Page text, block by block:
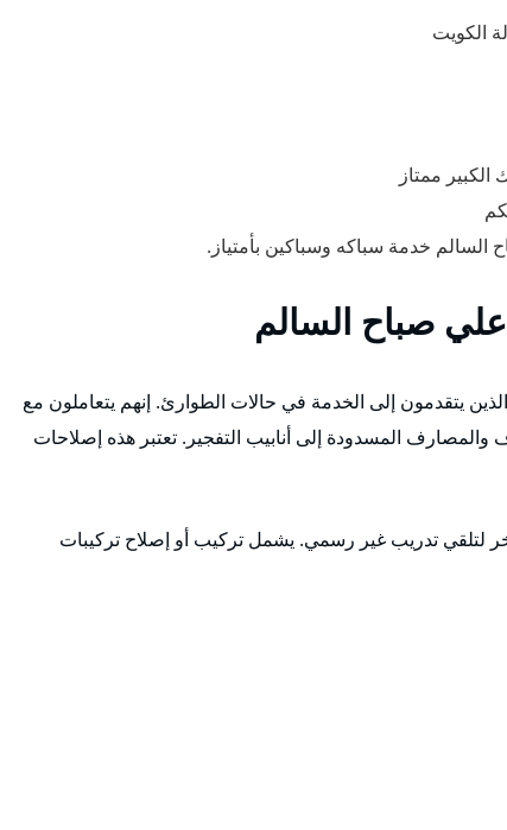
الكويت
ممتاز
السالم خدمة سباكه وسباكين بأمتياز.
صباح السالم
يتقدمون إلى الخدمة في حالات الطوارئ. إنهم يتعاملون مع
المسدودة إلى أنابيب التفجير. تعتبر هذه إصلاحات
لتلقي تدريب غير رسمي. يشمل تركيب أو إصلاح تركيبات